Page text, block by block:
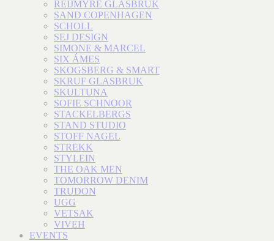
REIJMYRE GLASBRUK
SAND COPENHAGEN
SCHOLL
SEJ DESIGN
SIMONE & MARCEL
SIX ÁMES
SKOGSBERG & SMART
SKRUF GLASBRUK
SKULTUNA
SOFIE SCHNOOR
STACKELBERGS
STAND STUDIO
STOFF NAGEL
STREKK
STYLEIN
THE OAK MEN
TOMORROW DENIM
TRUDON
UGG
VETSAK
VIVEH
EVENTS